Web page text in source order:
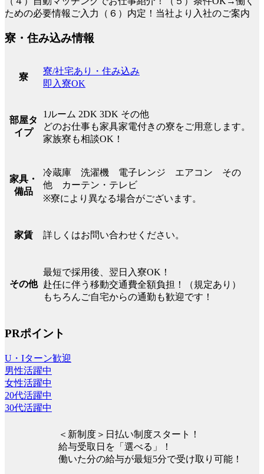
ための必要情報ご入力（６）内定！当社より入社のご案内
寮・住み込み情報
寮
寮/社宅あり・住み込み
即入寮OK
部屋タ
イプ
1ルーム 2DK 3DK その他
どのお仕事も家具家電付きの寮をご用意します。
家族寮も相談OK！
家具・
備品
冷蔵庫 洗濯機 電子レンジ エアコン その
他 カーテン・テレビ
※寮により異なる場合がございます。
家賃 詳しくはお問い合わせください。
その他
最短で採用後、翌日入寮OK！
赴任に伴う移動交通費全額負担！（規定あり）
もちろんご自宅からの通勤も歓迎です！
PRポイント
U・Iターン歓迎
男性活躍中
女性活躍中
20代活躍中
30代活躍中
＜新制度＞日払い制度スタート！
給与受取日を「選べる」！
働いた分の給与が最短5分で受け取り可能！